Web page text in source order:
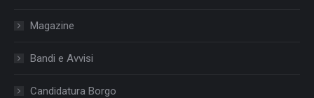
Magazine
Bandi e Avvisi
Candidatura Borgo